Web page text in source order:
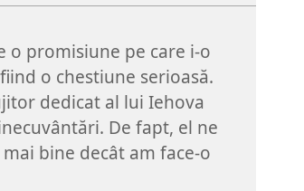
o promisiune pe care i-o
o chestiune serioasă.
dedicat al lui Iehova
De fapt, el ne
bine decât am face-o